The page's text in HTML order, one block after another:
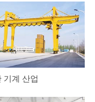
기계 산업